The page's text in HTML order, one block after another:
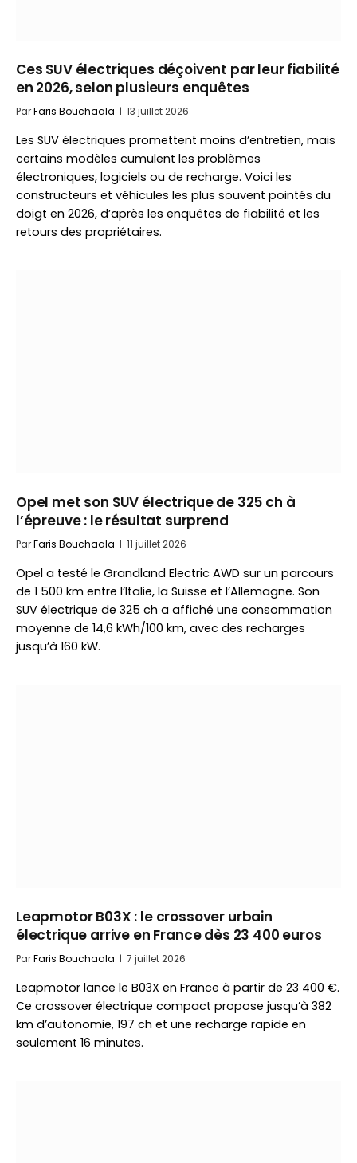
Ces SUV électriques déçoivent par leur fiabilité
en 2026, selon plusieurs enquêtes
ParFaris Bouchaala 13 juillet 2026
Les SUV électriques promettent moins d’entretien, mais
certains modèles cumulent les problèmes
électroniques, logiciels ou de recharge. Voici les
constructeurs et véhicules les plus souvent pointés du
doigt en 2026, d’après les enquêtes de fiabilité et les
retours des propriétaires.
Opel met son SUV électrique de 325 ch à
l’épreuve : le résultat surprend
ParFaris Bouchaala 11 juillet 2026
Opel a testé le Grandland Electric AWD sur un parcours
de 1 500 km entre l’Italie, la Suisse et l’Allemagne. Son
SUV électrique de 325 ch a affiché une consommation
moyenne de 14,6 kWh/100 km, avec des recharges
jusqu’à 160 kW.
Leapmotor B03X : le crossover urbain
électrique arrive en France dès 23 400 euros
ParFaris Bouchaala 7 juillet 2026
Leapmotor lance le B03X en France à partir de 23 400 €.
Ce crossover électrique compact propose jusqu’à 382
km d’autonomie, 197 ch et une recharge rapide en
seulement 16 minutes.